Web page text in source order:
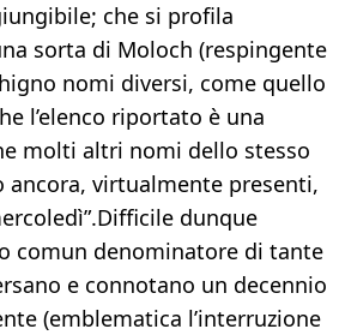
che si profila
sorta di Moloch (respingente
nomi diversi, come quello
l’elenco riportato è una
molti altri nomi dello stesso
ancora, virtualmente presenti,
dunque
comun denominatore di tante
e connotano un decennio
(emblematica l’interruzione